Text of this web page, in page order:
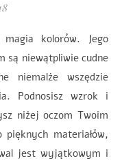
kolorów. Jego
są niewątpliwie cudne
niemalże wszędzie
Podnosisz wzrok i
niżej oczom Twoim
materiałów,
jest wyjątkowym i